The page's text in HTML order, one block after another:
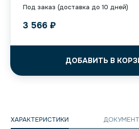
Под заказ (доставка до 10 дней)
3 566 ₽
ДОБАВИТЬ В
ХАРАКТЕРИСТИКИ